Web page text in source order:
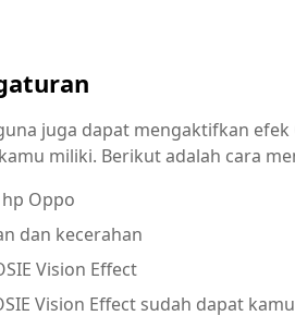
juga dapat mengaktifkan efek
miliki. Berikut adalah cara
Oppo
dan kecerahan
Vision Effect
Vision Effect sudah dapat